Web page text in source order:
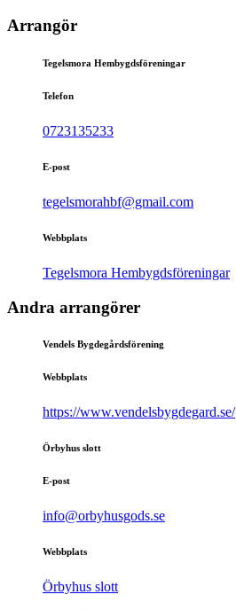
Arrangör
Tegelsmora Hembygdsföreningar
Telefon
0723135233
E-post
tegelsmorahbf@gmail.com
Webbplats
Tegelsmora Hembygdsföreningar
Andra arrangörer
Vendels Bygdegårdsförening
Webbplats
https://www.vendelsbygdegard.se/
Örbyhus slott
E-post
info@orbyhusgods.se
Webbplats
Örbyhus slott